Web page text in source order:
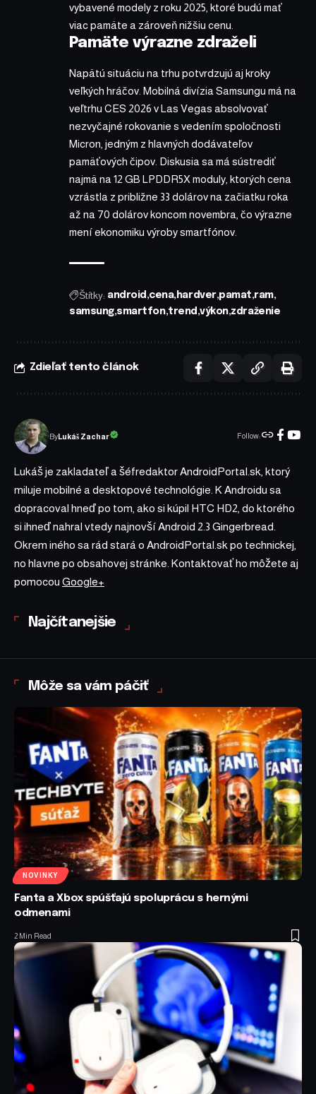
vybavené modely z roku 2025, ktoré budú mať
viac pamäte a zároveň nižšiu cenu.
Pamäte výrazne zdraželi
Napätú situáciu na trhu potvrdzujú aj kroky
veľkých hráčov. Mobilná divízia Samsungu má na
veľtrhu CES 2026 v Las Vegas absolvovať
nezvyčajné rokovanie s vedením spoločnosti
Micron, jedným z hlavných dodávateľov
pamäťových čipov. Diskusia sa má sústrediť
najmä na 12 GB LPDDR5X moduly, ktorých cena
vzrástla z približne 33 dolárov na začiatku roka
až na 70 dolárov koncom novembra, čo výrazne
mení ekonomiku výroby smartfónov.
Štítky: android cena hardver pamat ram
samsung smartfon trend výkon zdraženie
Zdieľať tento článok
ByLukáš Zachar Follow:
Lukáš je zakladateľ a šéfredaktor AndroidPortal.sk, ktorý
miluje mobilné a desktopové technológie. K Androidu sa
dopracoval hneď po tom, ako si kúpil HTC HD2, do ktorého
si ihneď nahral vtedy najnovší Android 2.3 Gingerbread.
Okrem iného sa rád stará o AndroidPortal.sk po technickej,
no hlavne po obsahovej stránke. Kontaktovať ho môžete aj
pomocou Google+
Najčítanejšie
Môže sa vám páčiť
NOVINKY
Fanta a Xbox spúšťajú spoluprácu s hernými
odmenami
2 Min Read